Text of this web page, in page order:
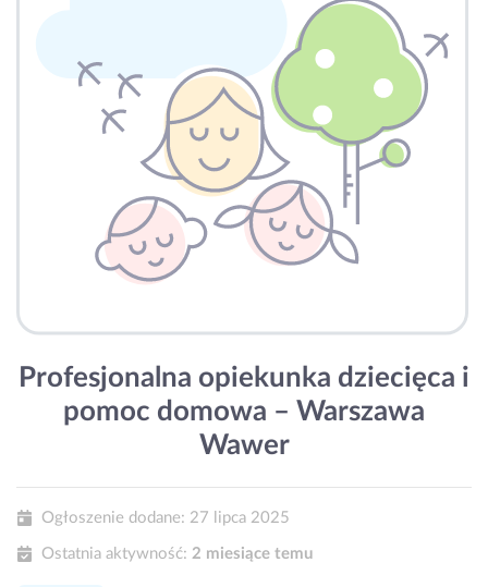
Profesjonalna opiekunka dziecięca i
pomoc domowa – Warszawa
Wawer
Ogłoszenie dodane: 27 lipca 2025
Ostatnia aktywność: 2 miesiące temu